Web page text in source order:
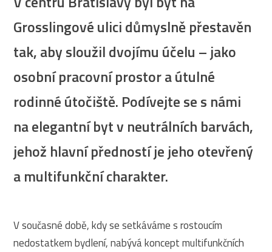
Grosslingové ulici důmyslně přestavěn
tak, aby sloužil dvojímu účelu – jako
osobní pracovní prostor a útulné
rodinné útočiště. Podívejte se s námi
na elegantní byt v neutrálních barvách,
jehož hlavní předností je jeho otevřený
a multifunkční charakter.
V současné době, kdy se setkáváme s rostoucím
nedostatkem bydlení, nabývá koncept multifunkčních